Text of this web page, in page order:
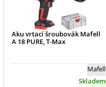
Aku vrtací šroubovák Mafell
A 18 PURE, T-Max
Mafell
Skladem